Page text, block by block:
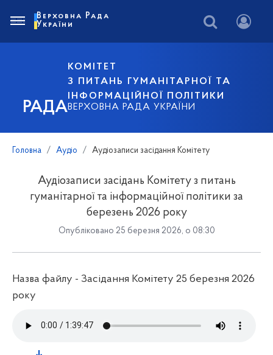
РАДА
КОМІТЕТ
З ПИТАНЬ ГУМАНІТАРНОЇ ТА
ІНФОРМАЦІЙНОЇ ПОЛІТИКИ
ВЕРХОВНА РАДА УКРАЇНИ
Верховна Рада
України
Головна Аудіо Аудіозаписи засідання Комітету
Аудіозаписи засідань Комітету з питань
гуманітарної та інформаційної політики за
березень 2026 року
Опубліковано 25 березня 2026, о 08:30
Назва файлу - Засідання Комітету 25 березня 2026
року